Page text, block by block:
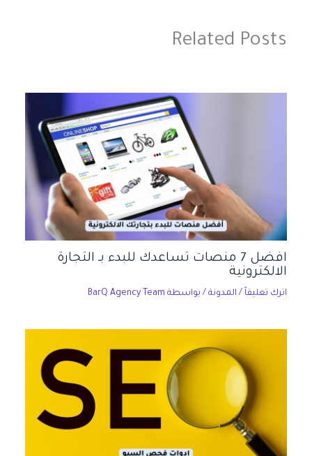
Related Posts
افضل 7 منصات تساعدك للبدء بـ التجارة
الالكترونية
اترك تعليقاً / المدونة / بواسطة BarQ Agency Team